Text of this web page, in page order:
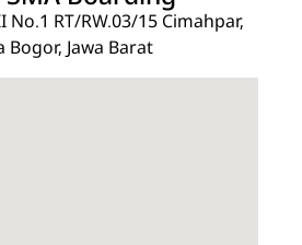
RT/RW.03/15 Cimahpar,
Jawa Barat